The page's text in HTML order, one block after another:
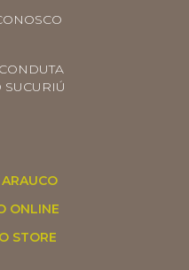
SUCURIÚ
ONLINE
STORE